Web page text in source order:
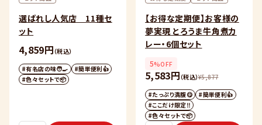
選ばれし人気店 11種セ
ット
4,859円（税込）
#有名店の味🧑‍🍳
#簡単便利👍
#色々セットで📦
【お得な定期便】お客様の
夢実現 とろうま牛角煮カ
レー・6個セット
5%OFF
5,583円（税込）¥5,877
#たっぷり満腹😋
#簡単便利👍
#ここだけ限定‼️
#色々セットで📦